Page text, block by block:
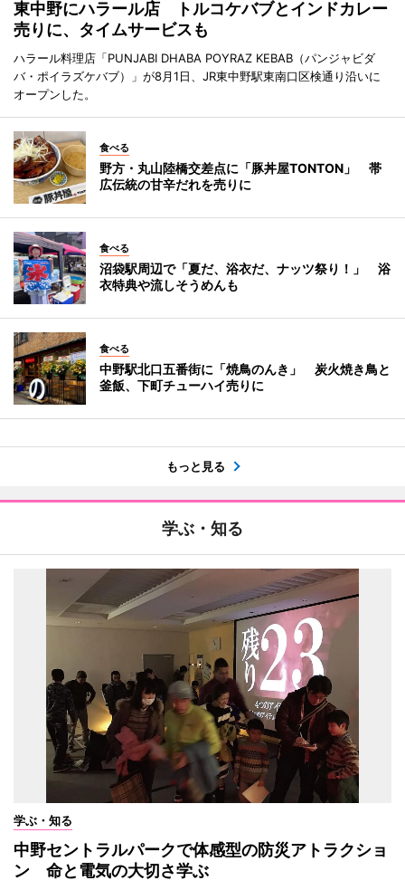
東中野にハラール店 トルコケバブとインドカレー
売りに、タイムサービスも
ハラール料理店「PUNJABI DHABA POYRAZ KEBAB（パンジャビダ
バ・ポイラズケバブ）」が8月1日、JR東中野駅東南口区検通り沿いに
オープンした。
食べる
野方・丸山陸橋交差点に「豚丼屋TONTON」 帯
広伝統の甘辛だれを売りに
食べる
沼袋駅周辺で「夏だ、浴衣だ、ナッツ祭り！」 浴
衣特典や流しそうめんも
食べる
中野駅北口五番街に「焼鳥のんき」 炭火焼き鳥と
釜飯、下町チューハイ売りに
もっと見る
学ぶ・知る
学ぶ・知る
中野セントラルパークで体感型の防災アトラクショ
ン 命と電気の大切さ学ぶ